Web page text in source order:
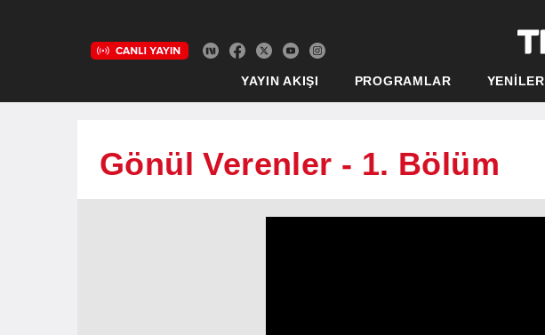
YAYIN AKIŞI PROGRAMLAR YENİLER
Gönül Verenler - 1. Bölüm